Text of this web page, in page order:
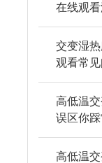
在线观
交变湿
观看常
高低温
误区你踩雷
高低温